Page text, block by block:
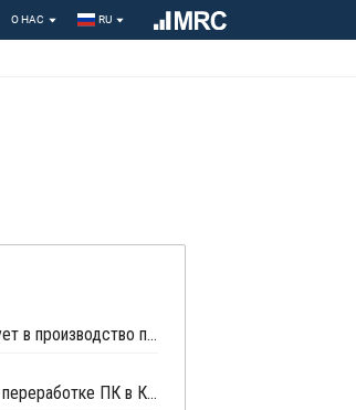
О НАС RU
Puyang Shengyuan инвестирует в производство поликарбоната в Туркменистане
Trinseo запускает проект по переработке ПК в Китае